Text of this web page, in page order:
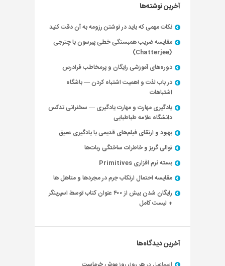
آخرین نوشته‌ها
نکات مهمی که باید در نوشتن رزومه به آن دقت کنید
مقایسه ضریب همبستگی خطی پیرسون با چترجی
(Chatterjee)
دوره‌های آموزشی رایگان و پرمخاطب فرادرس
در باب لذت و اهمیت اشتباه کردن — باشگاه
اشتباهات
یادگیری مهارت و مهارت یادگیری — سخنرانی تدکس
دانشگاه علامه طباطبایی
بهبود و ارتقای فیلم‌های قدیمی با یادگیری عمیق
توالی گریز و خاطرات ساختگی ربات‌ها
بسته نرم افزاری Primitives
مقایسه احتمال ارتکاب جرم در مجردها و متاهل ها
رایگان شدن بیش از ۴۰۰ عنوان کتاب توسط اسپرینگر
+ لیست کامل
آخرین دیدگاه‌ها